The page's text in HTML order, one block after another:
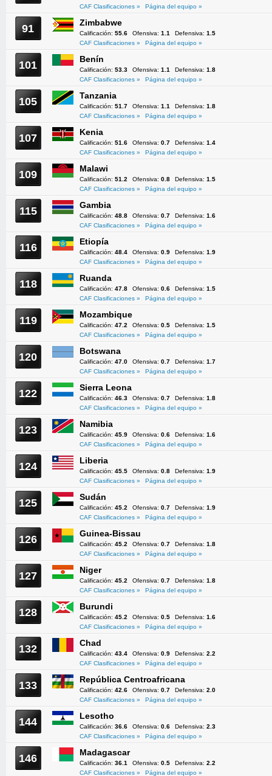
CAF Clasificaciones »
Página del equipo »
91 Zimbabwe
Calificación: 55.6 Ofensiva: 1.1 Defensiva: 1.5
CAF Clasificaciones »
Página del equipo »
101 Benín
Calificación: 53.3 Ofensiva: 1.1 Defensiva: 1.8
CAF Clasificaciones »
Página del equipo »
105 Tanzania
Calificación: 51.7 Ofensiva: 1.1 Defensiva: 1.8
CAF Clasificaciones »
Página del equipo »
107 Kenia
Calificación: 51.6 Ofensiva: 0.7 Defensiva: 1.4
CAF Clasificaciones »
Página del equipo »
109 Malawi
Calificación: 51.2 Ofensiva: 0.8 Defensiva: 1.5
CAF Clasificaciones »
Página del equipo »
115 Gambia
Calificación: 48.8 Ofensiva: 0.7 Defensiva: 1.6
CAF Clasificaciones »
Página del equipo »
116 Etiopía
Calificación: 48.4 Ofensiva: 0.9 Defensiva: 1.9
CAF Clasificaciones »
Página del equipo »
118 Ruanda
Calificación: 47.8 Ofensiva: 0.6 Defensiva: 1.5
CAF Clasificaciones »
Página del equipo »
119 Mozambique
Calificación: 47.2 Ofensiva: 0.5 Defensiva: 1.5
CAF Clasificaciones »
Página del equipo »
120 Botswana
Calificación: 47.0 Ofensiva: 0.7 Defensiva: 1.7
CAF Clasificaciones »
Página del equipo »
122 Sierra Leona
Calificación: 46.3 Ofensiva: 0.7 Defensiva: 1.8
CAF Clasificaciones »
Página del equipo »
123 Namibia
Calificación: 45.9 Ofensiva: 0.6 Defensiva: 1.6
CAF Clasificaciones »
Página del equipo »
124 Liberia
Calificación: 45.5 Ofensiva: 0.8 Defensiva: 1.9
CAF Clasificaciones »
Página del equipo »
125 Sudán
Calificación: 45.2 Ofensiva: 0.7 Defensiva: 1.9
CAF Clasificaciones »
Página del equipo »
126 Guinea-Bissau
Calificación: 45.2 Ofensiva: 0.7 Defensiva: 1.8
CAF Clasificaciones »
Página del equipo »
127 Niger
Calificación: 45.2 Ofensiva: 0.7 Defensiva: 1.8
CAF Clasificaciones »
Página del equipo »
128 Burundi
Calificación: 45.2 Ofensiva: 0.5 Defensiva: 1.6
CAF Clasificaciones »
Página del equipo »
132 Chad
Calificación: 43.4 Ofensiva: 0.9 Defensiva: 2.2
CAF Clasificaciones »
Página del equipo »
133 República Centroafricana
Calificación: 42.6 Ofensiva: 0.7 Defensiva: 2.0
CAF Clasificaciones »
Página del equipo »
144 Lesotho
Calificación: 36.6 Ofensiva: 0.6 Defensiva: 2.3
CAF Clasificaciones »
Página del equipo »
146 Madagascar
Calificación: 36.1 Ofensiva: 0.5 Defensiva: 2.2
CAF Clasificaciones »
Página del equipo »